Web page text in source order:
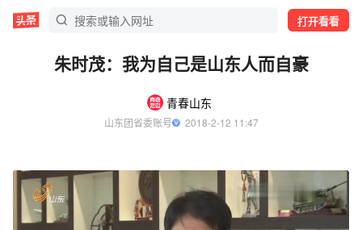
打开看看
朱时茂：我为自己是山东人而自豪
青春山东
山东团省委账号
  2018-2-12 11:47